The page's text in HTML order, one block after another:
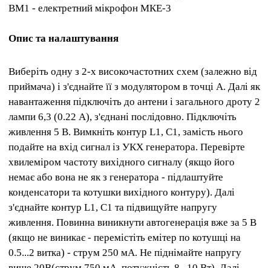
ВМ1 - електретний мікрофон МКЕ-3
Опис та налаштування
Виберіть одну з 2-х високочастотних схем (залежно від
приймача) і з'єднайте її з модулятором в точці А. Далі як
навантаження підключіть до антени і загального дроту 2
лампи 6,3 (0.22 А), з'єднані послідовно. Підключіть
живлення 5 В. Вимкніть контур L1, C1, замість нього
подайте на вхід сигнал із УКХ генератора. Перевірте
хвилеміром частоту вихідного сигналу (якщо його
немає або вона не як з генератора - підлаштуйте
конденсатори та котушки вихідного контуру). Далі
з'єднайте контур L1, C1 та підвищуйте напругу
живлення. Повинна виникнути автогенерація вже за 5 В
(якщо не виникає - перемістіть емітер по котушці на
0.5...2 витка) - струм 250 мА. Не піднімайте напругу